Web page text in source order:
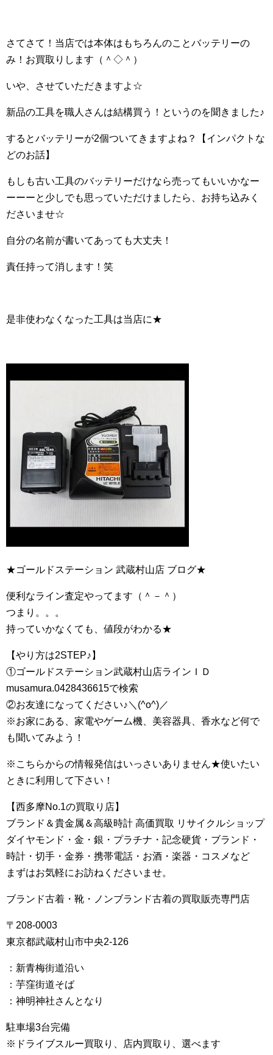
さてさて！当店では本体はもちろんのことバッテリーの
み！お買取りします（＾◇＾）
いや、させていただきますよ☆
新品の工具を職人さんは結構買う！というのを聞きました♪
するとバッテリーが2個ついてきますよね？【インパクトな
どのお話】
もしも古い工具のバッテリーだけなら売ってもいいかなー
ーーーと少しでも思っていただけましたら、お持ち込みく
ださいませ☆
自分の名前が書いてあっても大丈夫！
責任持って消します！笑
是非使わなくなった工具は当店に★
★ゴールドステーション 武蔵村山店 ブログ★
便利なライン査定やってます（＾－＾）
つまり。。。
持っていかなくても、値段がわかる★
【やり方は2STEP♪】
①ゴールドステーション武蔵村山店ラインＩＤ
musamura.0428436615で検索
②お友達になってください♪＼(^o^)／
※お家にある、家電やゲーム機、美容器具、香水など何で
も聞いてみよう！
※こちらからの情報発信はいっさいありません★使いたい
ときに利用して下さい！
【西多摩No.1の買取り店】
ブランド＆貴金属＆高級時計 高価買取 リサイクルショップ
ダイヤモンド・金・銀・プラチナ・記念硬貨・ブランド・
時計・切手・金券・携帯電話・お酒・楽器・コスメなど
まずはお気軽にお訪ねくださいませ。
ブランド古着・靴・ノンブランド古着の買取販売専門店
〒208-0003
東京都武蔵村山市中央2-126
：新青梅街道沿い
：芋窪街道そば
：神明神社さんとなり
駐車場3台完備
※ドライブスルー買取り、店内買取り、選べます